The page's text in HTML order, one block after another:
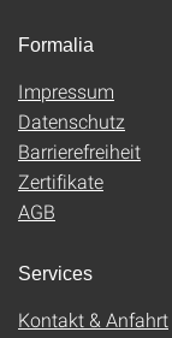
Formalia
Impressum
Datenschutz
Barrierefreiheit
Zertifikate
AGB
Services
Kontakt & Anfahrt